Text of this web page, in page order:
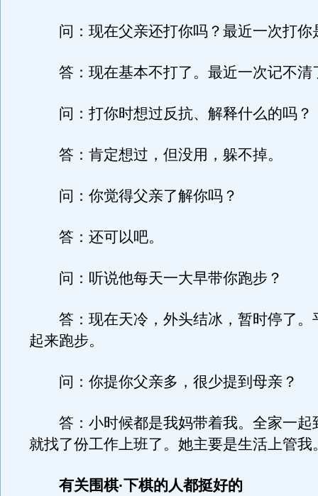
问：现在父亲还打你吗？最近一次打你
答：现在基本不打了。最近一次记不清
问：打你时想过反抗、解释什么的吗？
答：肯定想过，但没用，躲不掉。
问：你觉得父亲了解你吗？
答：还可以吧。
问：听说他每天一大早带你跑步？
答：现在天冷，外头结冰，暂时停了。
起来跑步。
问：你提你父亲多，很少提到母亲？
答：小时候都是我妈带着我。全家一起
就找了份工作上班了。她主要是生活上管我
有关围棋·下棋的人都挺好的